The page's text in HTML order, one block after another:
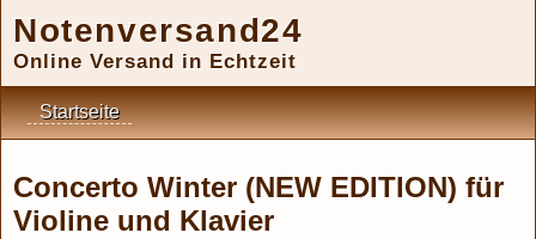
Notenversand24
Online Versand in Echtzeit
Startseite
Concerto Winter (NEW EDITION) für
Violine und Klavier